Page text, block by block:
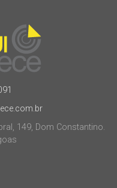
149, Dom Constantino.